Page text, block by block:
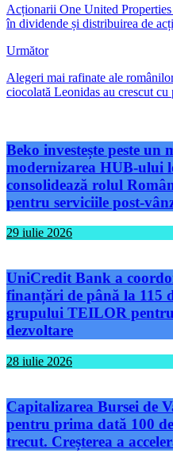
Acționarii One United
în dividende și distribuirea de
Următor
Alegeri mai rafinate ale
ciocolată Leonidas au crescut cu
Beko investește peste un
modernizarea HUB-ului
consolidează rolul
pentru serviciile post-
29 iulie 2026
UniCredit Bank a
finanțări de până la 115
grupului TEILOR pentru
dezvoltare
28 iulie 2026
Capitalizarea Bursei de
pentru prima dată 100
trecut. Creșterea a